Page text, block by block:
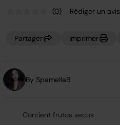
Aucune
notation.
page.
(0) Rédiger un avis
Partager Imprimer
By SpamellaB
Contient frutos secos